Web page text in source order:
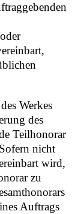
Werkes
des
Teilhonorar
nicht
wird,
zu
Auftrags